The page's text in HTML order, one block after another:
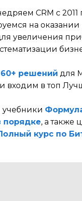
CRM с 2011
на
увеличения
60+ решений для
входим в топ
учебники
порядке, а также
курс по